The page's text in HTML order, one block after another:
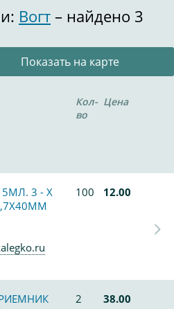
Вогт – найдено 3
Показать на карте
Кол-
во
Цена
3 - Х
100 12.00
2 38.00